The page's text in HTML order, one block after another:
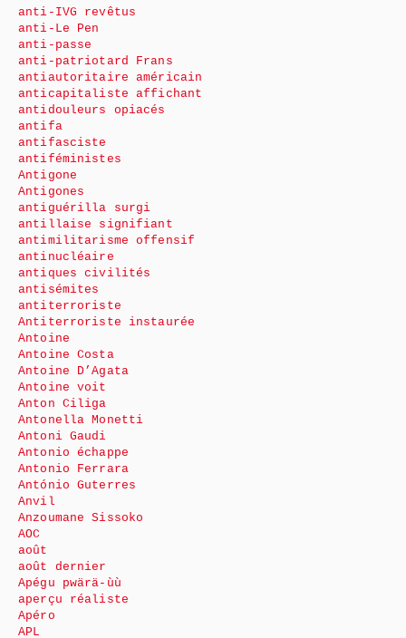
anti-IVG revêtus
anti-Le Pen
anti-passe
anti-patriotard Frans
antiautoritaire américain
anticapitaliste affichant
antidouleurs opiacés
antifa
antifasciste
antiféministes
Antigone
Antigones
antiguérilla surgi
antillaise signifiant
antimilitarisme offensif
antinucléaire
antiques civilités
antisémites
antiterroriste
Antiterroriste instaurée
Antoine
Antoine Costa
Antoine D’Agata
Antoine voit
Anton Ciliga
Antonella Monetti
Antoni Gaudi
Antonio échappe
Antonio Ferrara
António Guterres
Anvil
Anzoumane Sissoko
AOC
août
août dernier
Apégu pwärä-ùù
aperçu réaliste
Apéro
APL